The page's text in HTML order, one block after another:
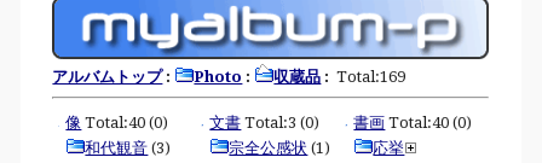
アルバムトップ: Photo : 収蔵品 : Total:169
像 Total:40 (0)
和代観音 (3)
文書 Total:3 (0)
宗全公感状 (1)
書画 Total:40 (0)
応挙